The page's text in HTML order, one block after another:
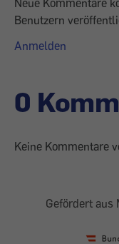
Neue Kommentare
Benutzern
Anmelden
0
Keine Kommentare
Gefördert